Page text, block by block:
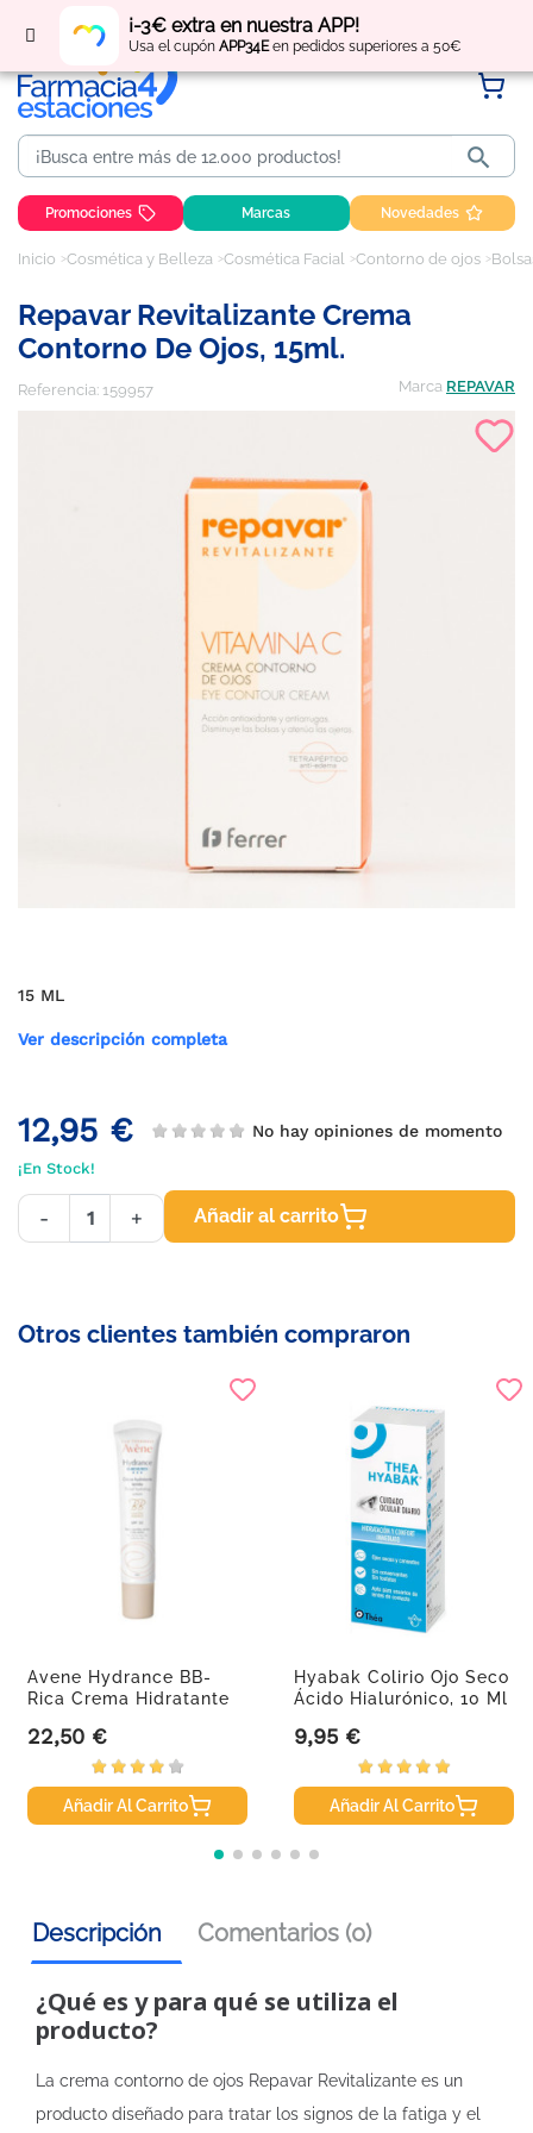
¡-3€ extra en nuestra APP!
Usa el cupón APP34Een pedidos superiores a 50€
Regístratey obtén puntos por tus compras

Promociones Marcas Novedades
Inicio Cosmética y Belleza Cosmética Facial Contorno de ojos
Repavar Revitalizante Crema
Contorno De Ojos, 15ml.
Referencia: 159957 Marca REPAVAR
15 ML
Ver descripción completa
12,95 € No hay opiniones de momento
¡En Stock!
- + Añadir al carrito
Otros clientes también compraron
Avene Hydrance BB-
Rica Crema Hidratante
Precio
22,50 €
Añadir Al Carrito
Hyabak Colirio Ojo Seco
Ácido Hialurónico, 10 Ml
Precio
9,95 €
Añadir Al Carrito
Descripción Comentarios (0)
¿Qué es y para qué se utiliza el
producto?
La crema contorno de ojos Repavar Revitalizante es un
producto diseñado para tratar los signos de la fatiga y el